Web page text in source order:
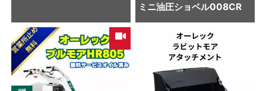
ミニ油圧ショベル008CR